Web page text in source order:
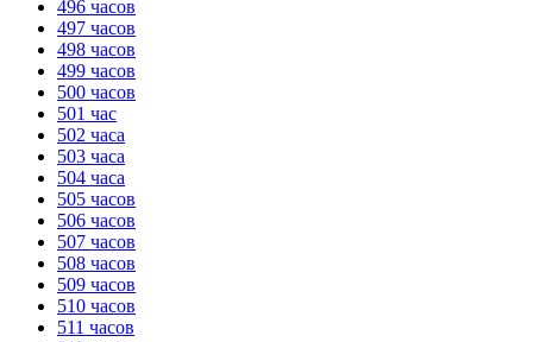
496 часов
497 часов
498 часов
499 часов
500 часов
501 час
502 часа
503 часа
504 часа
505 часов
506 часов
507 часов
508 часов
509 часов
510 часов
511 часов